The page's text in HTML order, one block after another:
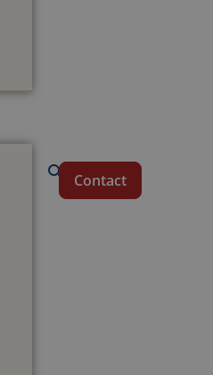
Contact